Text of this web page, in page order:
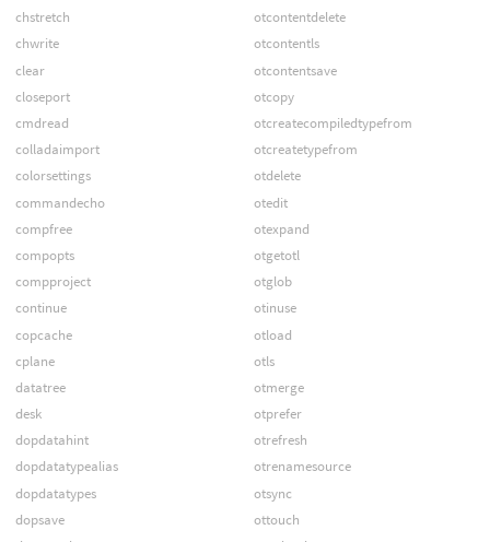
chstretch
chwrite
clear
closeport
cmdread
colladaimport
colorsettings
commandecho
compfree
compopts
compproject
continue
copcache
cplane
datatree
desk
dopdatahint
dopdatatypealias
dopdatatypes
dopsave
otcontentdelete
otcontentls
otcontentsave
otcopy
otcreatecompiledtypefrom
otcreatetypefrom
otdelete
otedit
otexpand
otgetotl
otglob
otinuse
otload
otls
otmerge
otprefer
otrefresh
otrenamesource
otsync
ottouch